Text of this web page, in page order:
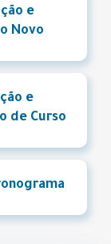
e
Novo
e
de Curso